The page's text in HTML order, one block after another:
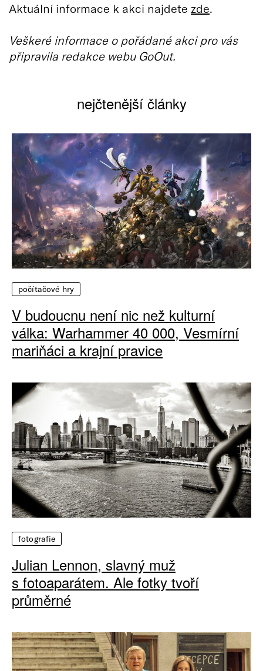
Aktuální informace k akci najdete zde.
Veškeré informace o pořádané akci pro vás
připravila redakce webu GoOut.
nejčtenější články
počítačové hry
V budoucnu není nic než kulturní
válka: Warhammer 40 000, Vesmírní
mariňáci a krajní pravice
fotografie
Julian Lennon, slavný muž
s fotoaparátem. Ale fotky tvoří
průměrné